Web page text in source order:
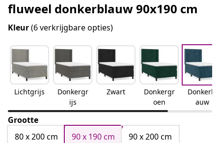
fluweel donkerblauw 90x190 cm
Kleur(6 verkrijgbare opties)
Lichtgrijs
Donkergr
ijs
Zwart
Donkergr
oen
Donkerbl
auw
Grootte
80 x 200 cm
90 x 190 cm
90 x 200 cm